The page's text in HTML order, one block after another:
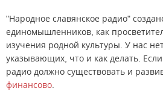
"Народное славянское радио"
единомышленников, как
изучения родной культуры. У нас
указывающих, что и как делать.
радио должно существовать и
финансово.